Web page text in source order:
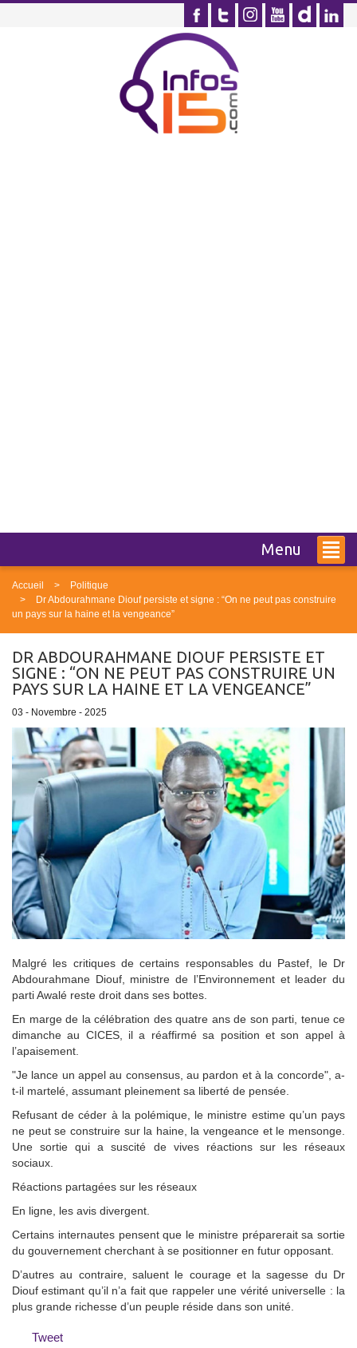
Menu
Accueil
Politique
Dr Abdourahmane Diouf persiste et signe : “On ne peut pas construire
un pays sur la haine et la vengeance”
DR ABDOURAHMANE DIOUF PERSISTE ET
SIGNE : “ON NE PEUT PAS CONSTRUIRE UN
PAYS SUR LA HAINE ET LA VENGEANCE”
03 - Novembre - 2025
Malgré les critiques de certains responsables du Pastef, le Dr
Abdourahmane Diouf, ministre de l’Environnement et leader du
parti Awalé reste droit dans ses bottes.
En marge de la célébration des quatre ans de son parti, tenue ce
dimanche au CICES, il a réaffirmé sa position et son appel à
l’apaisement.
"Je lance un appel au consensus, au pardon et à la concorde", a-
t-il martelé, assumant pleinement sa liberté de pensée.
Refusant de céder à la polémique, le ministre estime qu’un pays
ne peut se construire sur la haine, la vengeance et le mensonge.
Une sortie qui a suscité de vives réactions sur les réseaux
sociaux.
Réactions partagées sur les réseaux
En ligne, les avis divergent.
Certains internautes pensent que le ministre préparerait sa sortie
du gouvernement cherchant à se positionner en futur opposant.
D’autres au contraire, saluent le courage et la sagesse du Dr
Diouf estimant qu’il n’a fait que rappeler une vérité universelle : la
plus grande richesse d’un peuple réside dans son unité.
Tweet